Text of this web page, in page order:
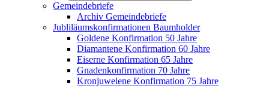
Gemeindebriefe
Archiv Gemeindebriefe
Jubliläumskonfirmationen Baumholder
Goldene Konfirmation 50 Jahre
Diamantene Konfirmation 60 Jahre
Eiserne Konfirmation 65 Jahre
Gnadenkonfirmation 70 Jahre
Kronjuwelene Konfirmation 75 Jahre